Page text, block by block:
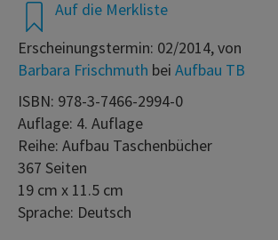
Auf die Merkliste
Erscheinungstermin: 02/2014, von
Barbara Frischmuth bei Aufbau TB
ISBN: 978-3-7466-2994-0
Auflage: 4. Auflage
Reihe: Aufbau Taschenbücher
367 Seiten
19 cm x 11.5 cm
Sprache: Deutsch